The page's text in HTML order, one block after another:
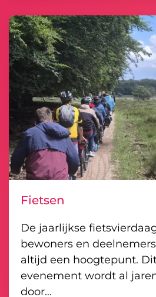
Fietsen
De jaarlijkse
bewoners en
altijd een hoogtepunt.
evenement wordt al
door…